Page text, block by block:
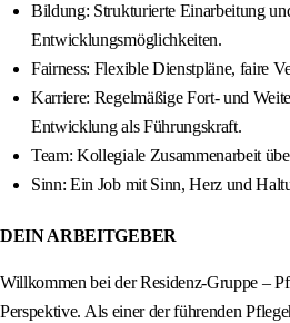
Bildung: Strukturierte Einarbeitung
Entwicklungsmöglichkeiten.
Fairness: Flexible Dienstpläne, faire
Karriere: Regelmäßige Fort- und
Entwicklung als Führungskraft.
Team: Kollegiale Zusammenarbeit
Sinn: Ein Job mit Sinn, Herz und
DEIN ARBEITGEBER
Willkommen bei der Residenz-Gruppe –
Perspektive. Als einer der führenden